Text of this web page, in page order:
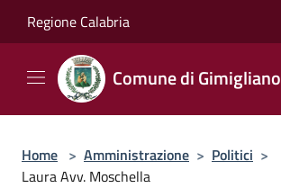
Regione Calabria
Comune di Gimigliano
Home > Amministrazione > Politici >
Laura Avv. Moschella